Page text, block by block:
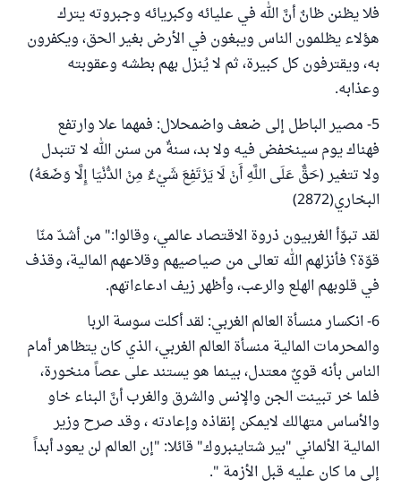
فلا يظنن ظانٌ أنَّ الله في عليائه وكبريائه وجبروته يترك
هؤلاء يظلمون الناس ويبغون في الأرض بغير الحق، ويكفرون
به، ويقترفون كل كبيرة، ثم لا يُنزل بهم بطشه وعقوبته
وعذابه.
5- مصير الباطل إلى ضعف واضمحلال: فمهما علا وارتفع
فهناك يوم سينخفض فيه ولا بد، سنةٌ من سنن الله لا تتبدل
ولا تتغير (حَقٌّ عَلَى اللَّهِ أَنْ لَا يَرْتَفِعَ شَيْءٌ مِنْ الدُّنْيَا إِلَّا وَضَعَهُ)
البخاري(2872)
لقد تبوّأ الغربيون ذروة الاقتصاد عالمي، وقالوا:" من أشدّ منّا
قوّة؟ فأنزلهم الله تعالى من صياصيهم وقلاعهم المالية، وقذف
في قلوبهم الهلع والرعب، وأظهر زيف ادعاءاتهم.
6- انكسار منسأة العالم الغربي: لقد أكلت سوسة الربا
والمحرمات المالية منسأة العالم الغربي، الذي كان يتظاهر أمام
الناس بأنه قويٌ معتدل، بينما هو يستند على عصاً منخورة،
فلما خر تبينت الجن والإنس والشرق والغرب أنَّ البناء خاو
والأساس متهالك لايمكن إنقاذه وإعادته ، وقد صرح وزير
المالية الألماني "بير شتاينبروك" قائلا: "إن العالم لن يعود أبداً
إلى ما كان عليه قبل الأزمة ".